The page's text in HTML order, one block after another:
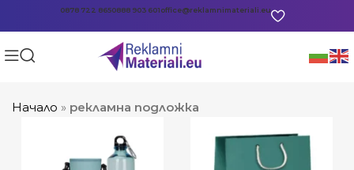
0878 722 8650888 903 601office@reklamnimateriali.eu
Начало » рекламна подложка